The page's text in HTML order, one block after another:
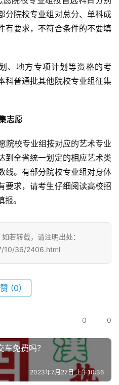
分院校专业组对总分、单科成
有要求，不符合条件的不要填
科普通批其他院校专业组征集
志愿
到全省统一划定的相应艺术类
线。有部分院校专业组对身体
要求，请考生仔细阅读高校招
。
若转载，请注明出处：
10/36/2406.html
赞 (0)
0 0
免费吗？
2023年7月27日 上午10:36